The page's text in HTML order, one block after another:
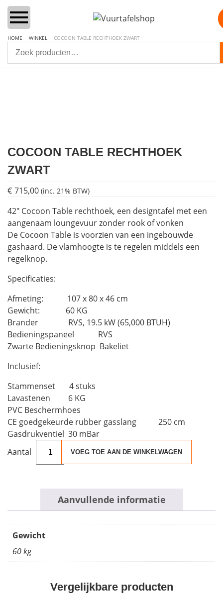
Lounge & Dining
Vuurzuilen
Houtkachels
Accessoires
HOME WINKEL COCOON TABLE RECHTHOEK ZWART
COCOON TABLE RECHTHOEK
ZWART
€ 715,00 (inc. 21% BTW)
42″ Cocoon Table rechthoek, een designtafel met een
aangenaam loungevuur zonder rook of vonken
De Cocoon Table is voorzien van een ingebouwde
gashaard. De vlamhoogte is te regelen middels een
regelknop.
Specificaties:
Afmeting: 107 x 80 x 46 cm
Gewicht: 60 KG
Brander RVS, 19.5 kW (65,000 BTUH)
Bedieningspaneel RVS
Zwarte Bedieningsknop Bakeliet
Inclusief:
Stammenset 4 stuks
Lavastenen 6 KG
PVC Beschermhoes
CE goedgekeurde rubber gasslang 250 cm
Gasdrukventiel 30 mBar
Table
VOEG TOE AAN DE WINKELWAGEN
Aanvullende informatie
Gewicht
60 kg
Vergelijkbare producten